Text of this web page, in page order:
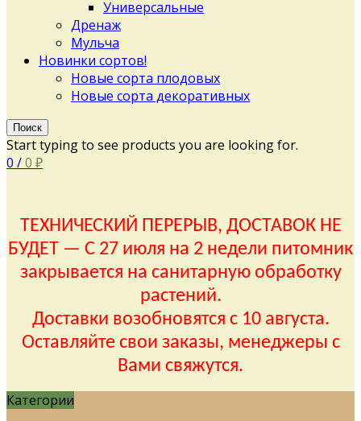
Универсальные
Дренаж
Мульча
Новинки сортов!
Новые сорта плодовых
Новые сорта декоративных
Поиск
Start typing to see products you are looking for.
0 /0 ₽
ТЕХНИЧЕСКИЙ ПЕРЕРЫВ, ДОСТАВОК НЕ
БУДЕТ — С 27 июля на 2 недели питомник
закрывается на санитарную обработку
растений.
Доставки возобновятся с 10 августа.
Оставляйте свои заказы, менеджеры с
Вами свяжутся.
Категории